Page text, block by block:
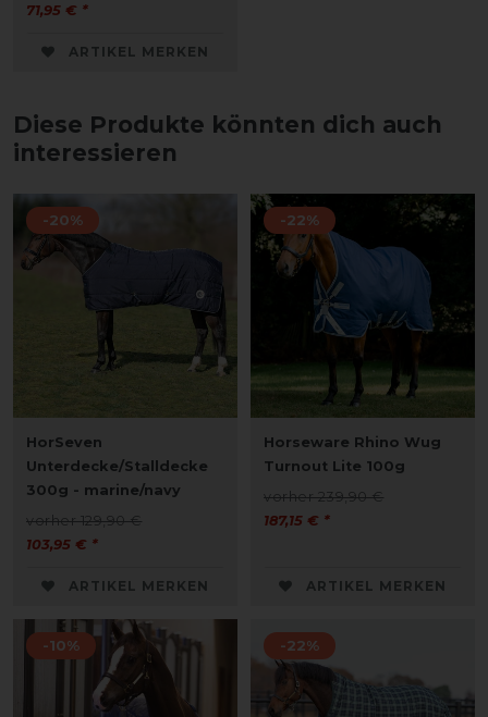
71,95 € *
ARTIKEL MERKEN
Diese Produkte könnten dich auch
interessieren
-20%
HorSeven
Unterdecke/Stalldecke
300g - marine/navy
vorher 129,90 €
103,95 € *
ARTIKEL MERKEN
-22%
Horseware Rhino Wug
Turnout Lite 100g
vorher 239,90 €
187,15 € *
ARTIKEL MERKEN
-10% -22%